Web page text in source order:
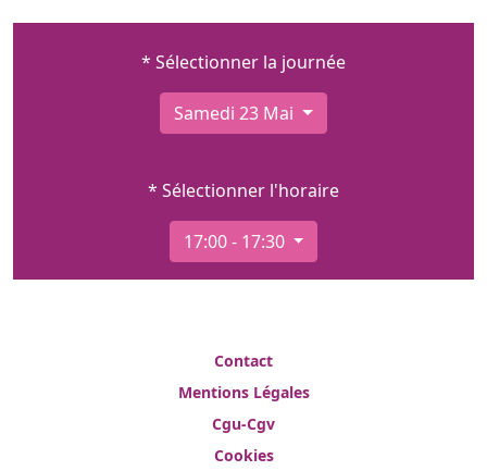
* Sélectionner la journée
Samedi 23 Mai
* Sélectionner l'horaire
17:00 - 17:30
Contact
Mentions Légales
Cgu-Cgv
Cookies